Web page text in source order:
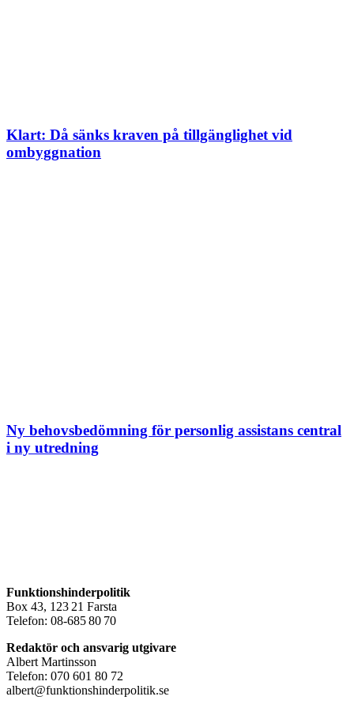
Klart: Då sänks kraven på tillgänglighet vid
ombyggnation
Ny behovsbedömning för personlig assistans central
i ny utredning
Funktionshinderpolitik
Box 43, 123 21 Farsta
Telefon: 08-685 80 70
Redaktör och ansvarig utgivare
Albert Martinsson
Telefon: 070 601 80 72
albert@funktionshinderpolitik.se